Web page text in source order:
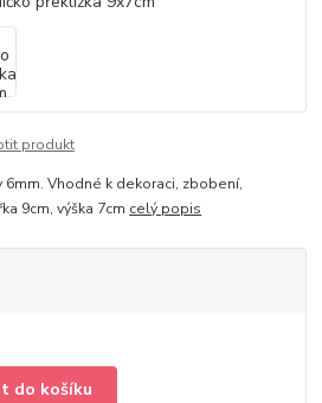
produkt
Vhodné k dekoraci, zbobení,
9cm, výška 7cm celý popis
do košíku